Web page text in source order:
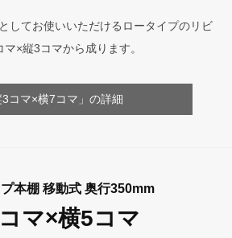
してお使いいただけるロータイプのリビ
×縦3コマから成ります。
3コマ×横7コマ」の詳細
本棚 移動式 奥行350mm
マ×横5コマ